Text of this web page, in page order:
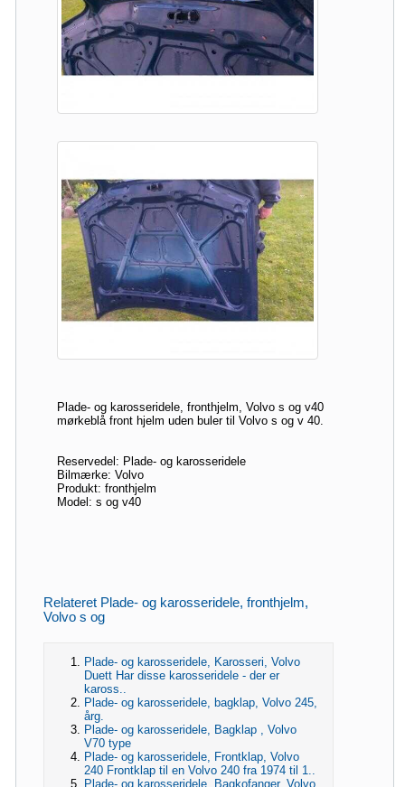
Plade- og karosseridele, fronthjelm, Volvo s og v40
mørkeblå front hjelm uden buler til Volvo s og v 40.
Reservedel: Plade- og karosseridele
Bilmærke: Volvo
Produkt: fronthjelm
Model: s og v40
Relateret Plade- og karosseridele, fronthjelm,
Volvo s og
Plade- og karosseridele, Karosseri, Volvo
Duett Har disse karosseridele - der er
kaross..
Plade- og karosseridele, bagklap, Volvo 245,
årg.
Plade- og karosseridele, Bagklap , Volvo
V70 type
Plade- og karosseridele, Frontklap, Volvo
240 Frontklap til en Volvo 240 fra 1974 til 1..
Plade- og karosseridele, Bagkofanger, Volvo